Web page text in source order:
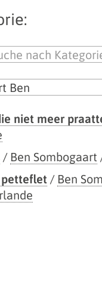
nach
Ben
niet meer
/ Ben Sombogaart
petteflet / Ben